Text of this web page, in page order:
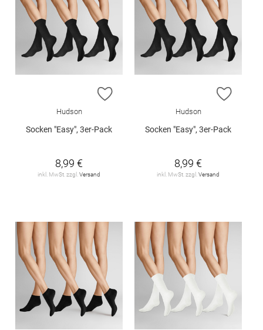
ZUR WUNSCHLISTE HINZUFÜGEN
Hudson
Socken "Easy", 3er-Pack
8,99 €
inkl. MwSt. zzgl. Versand
ZUR
Hudson
Socken "Easy", 3er-Pack
8,99 €
inkl. MwSt. zzgl. Versand